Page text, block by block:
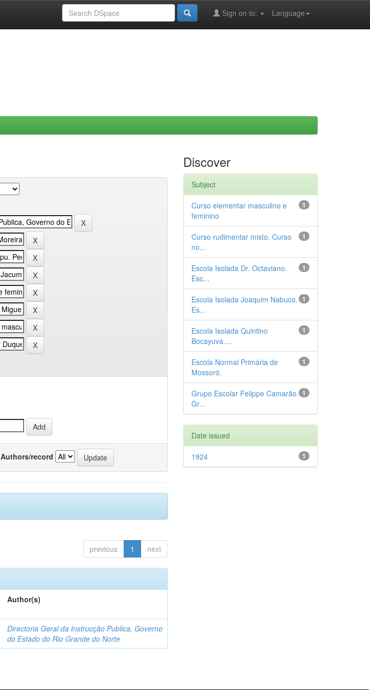
Language
Sign on to:
Authors/record
previous 1 next
Author(s)
Directoria Geral da Instrucção Publica, Governo
do Estado do Rio Grande do Norte
Discover
Subject
1
Curso elementar masculino e
feminino
1
Curso rudimentar misto. Curso
no...
1
Escola Isolada Dr. Octaviano.
Esc...
1
Escola Isolada Joaquim Nabuco.
Es...
1
Escola Isolada Quintino
Bocayuva....
1
Escola Normal Primária de
Mossoró.
1
Grupo Escolar Felippe Camarão.
Gr...
Date issued
1
1924